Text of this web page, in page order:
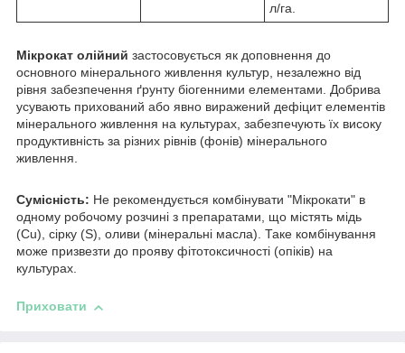
л/га.
Мікрокат олійний застосовується як доповнення до
основного мінерального живлення культур, незалежно від
рівня забезпечення ґрунту біогенними елементами. Добрива
усувають прихований або явно виражений дефіцит елементів
мінерального живлення на культурах, забезпечують їх високу
продуктивність за різних рівнів (фонів) мінерального
живлення.
Сумісність: Не рекомендується комбінувати "Мікрокати" в
одному робочому розчині з препаратами, що містять мідь
(Cu), сірку (S), оливи (мінеральні масла). Таке комбінування
може призвезти до прояву фітотоксичності (опіків) на
культурах.
Приховати